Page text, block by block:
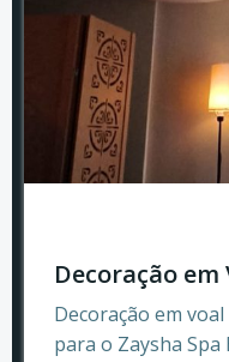
Decoração em
Decoração em
para o Zaysha Spa